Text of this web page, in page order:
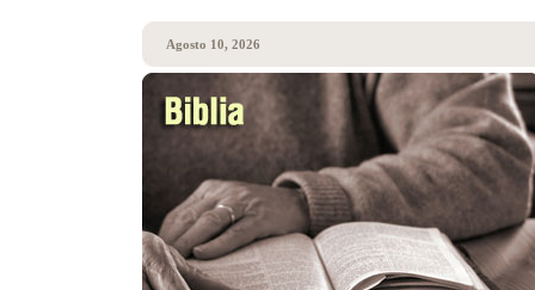
Agosto 10, 2026